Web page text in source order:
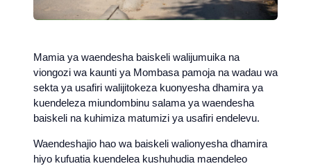
Mamia ya waendesha baiskeli walijumuika na
viongozi wa kaunti ya Mombasa pamoja na wadau wa
sekta ya usafiri walijitokeza kuonyesha dhamira ya
kuendeleza miundombinu salama ya waendesha
baiskeli na kuhimiza matumizi ya usafiri endelevu.
Waendeshajio hao wa baiskeli walionyesha dhamira
hiyo kufuatia kuendelea kushuhudia maendeleo